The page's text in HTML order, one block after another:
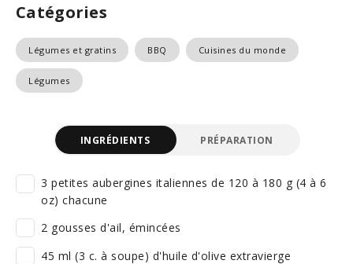
Catégories
Légumes et gratins BBQ Cuisines du monde
Légumes
INGRÉDIENTS PRÉPARATION
3 petites aubergines italiennes de 120 à 180 g (4 à 6
oz) chacune
2 gousses d'ail, émincées
45 ml (3 c. à soupe) d'huile d'olive extravierge